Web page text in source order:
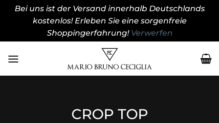
Bei uns ist der Versand innerhalb Deutschlands
kostenlos! Erleben Sie eine sorgenfreie
Shoppingerfahrung! Verwerfen
Inhalt
CROP TOP